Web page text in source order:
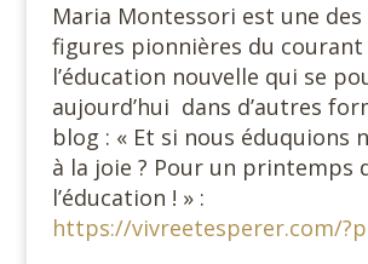
Maria Montessori est une des
figures pionnières du courant
l’éducation nouvelle qui se
aujourd’hui dans d’autres
blog : « Et si nous éduquions
à la joie ? Pour un printemps
l’éducation ! » :
https://vivreetesperer.com/